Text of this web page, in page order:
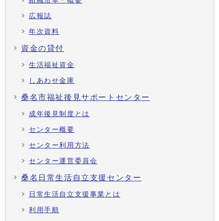
広報誌
年次資料
資金の貸付
生活福祉資金
しあわせ金庫
桑名市福祉後見サポートセンター
成年後見制度とは
センター概要
センター利用方法
センター運営委員会
桑名日常生活自立支援センター
日常生活自立支援事業とは
利用手順